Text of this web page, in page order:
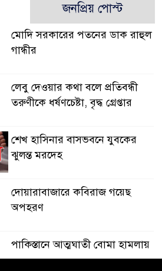
জনপ্রিয় পোস্ট
মোদি সরকারের পতনের ডাক রাহুল
গান্ধীর
লেবু দেওয়ার কথা বলে প্রতিবন্ধী
তরুণীকে ধর্ষণচেষ্টা, বৃদ্ধ গ্রেপ্তার
শেখ হাসিনার বাসভবনে যুবকের
ঝুলন্ত মরদেহ
দোয়ারাবাজারে কবিরাজ গয়েছ
অপহরণ
পাকিস্তানে আত্মঘাতী বোমা হামলায়
১২ জন সেনা সদস্যসহ ১৫ জন